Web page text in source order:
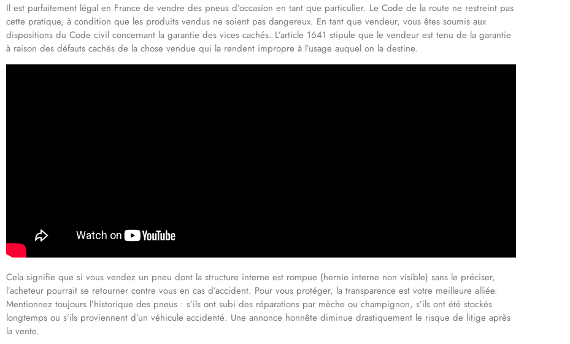
Il est parfaitement légal en France de vendre des pneus d’occasion en tant que particulier. Le Code de la route ne restreint pas
cette pratique, à condition que les produits vendus ne soient pas dangereux. En tant que vendeur, vous êtes soumis aux
dispositions du Code civil concernant la garantie des vices cachés. L’article 1641 stipule que le vendeur est tenu de la garantie
à raison des défauts cachés de la chose vendue qui la rendent impropre à l’usage auquel on la destine.
Cela signifie que si vous vendez un pneu dont la structure interne est rompue (hernie interne non visible) sans le préciser,
l’acheteur pourrait se retourner contre vous en cas d’accident. Pour vous protéger, la transparence est votre meilleure alliée.
Mentionnez toujours l’historique des pneus : s’ils ont subi des réparations par mèche ou champignon, s’ils ont été stockés
longtemps ou s’ils proviennent d’un véhicule accidenté. Une annonce honnête diminue drastiquement le risque de litige après
la vente.